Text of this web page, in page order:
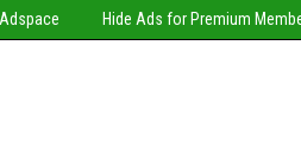
Hide Ads for Premium